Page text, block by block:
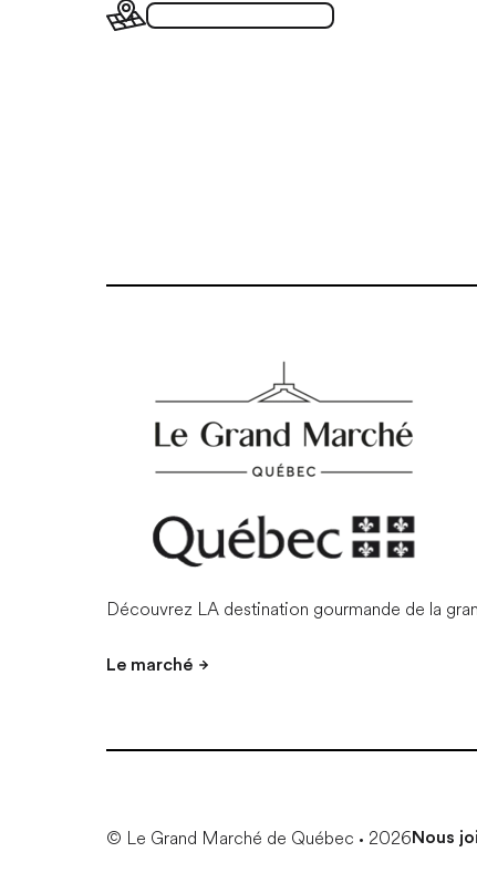
Plan du Grand Marché
Découvrez LA destination gourmande de la
Le marché
© Le Grand Marché de Québec • 2026Nous